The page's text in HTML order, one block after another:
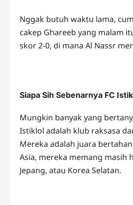
Nggak butuh waktu lama,
cakep Ghareeb yang malam
skor 2-0, di mana Al Nassr
Siapa Sih Sebenarnya FC
Mungkin banyak yang
Istiklol adalah klub raksasa
Mereka adalah juara
Asia, mereka memang masih
Jepang, atau Korea Selatan.